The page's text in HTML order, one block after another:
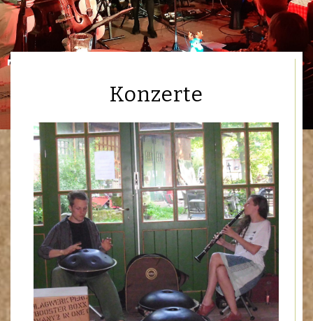
Termine
Konzerte
Aaron English
Lisa Canny & Band
Gilian Grassie
West my Friends
Claude Bourbon
…